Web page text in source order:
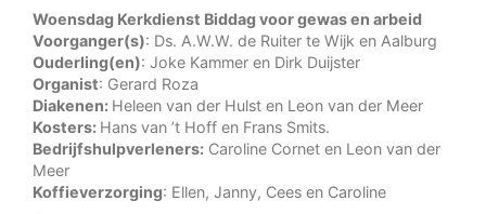
Woensdag Kerkdienst Biddag voor gewas en arbeid
Voorganger(s): Ds. A.W.W. de Ruiter te Wijk en Aalburg
Ouderling(en): Joke Kammer en Dirk Duijster
Organist: Gerard Roza
Diakenen: Heleen van der Hulst en Leon van der Meer
Kosters: Hans van ’t Hoff en Frans Smits.
Bedrijfshulpverleners: Caroline Cornet en Leon van der
Meer
Koffieverzorging: Ellen, Janny, Cees en Caroline